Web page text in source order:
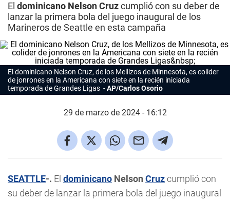
El dominicano Nelson Cruzcumplió con su deber de
lanzar la primera bola del juego inaugural de los
Marineros de Seattle en esta campaña
El dominicano Nelson Cruz, de los Mellizos de Minnesota, es colider
de jonrones en la Americana con siete en la recién iniciada
temporada de Grandes Ligas
AP/Carlos Osorio
29 de marzo de 2024 - 16:12
SEATTLE-. El dominicano Nelson Cruzcumplió con
su deber de lanzar la primera bola del juego inaugural